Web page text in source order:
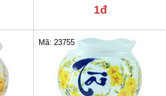
1đ
Mã: 23755